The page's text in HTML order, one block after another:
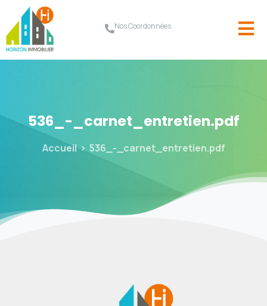
Nos Coordonnées
536_-_carnet_entretien.pdf
Accueil 536_-_carnet_entretien.pdf